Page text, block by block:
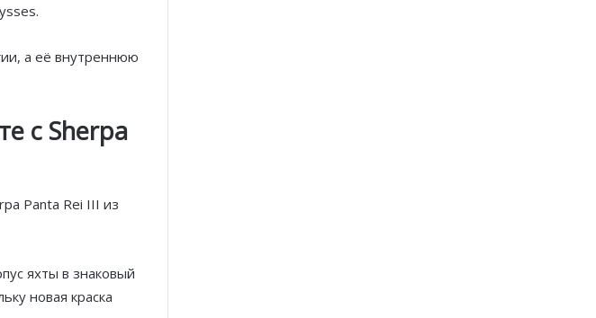
а её внутреннюю
с Sherpa
Panta Rei III из
яхты в знаковый
новая краска
77-й Бал
Монако
скорость перед